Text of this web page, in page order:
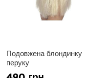
Подовжена блондинку
перуку